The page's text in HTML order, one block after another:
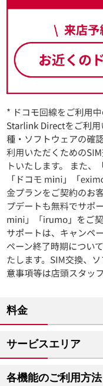
料金
サービスエリア
各機能のご利用方法